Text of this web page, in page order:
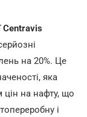
Centravis
на 20%. Це
яка
цін на нафту, що
і